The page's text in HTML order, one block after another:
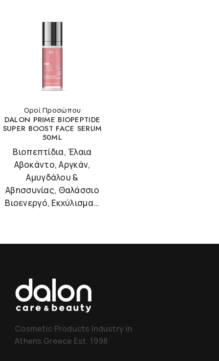
Οροί Προσώπου
DALON PRIME BIOPEPTIDE
SUPER BOOST FACE SERUM
50ML
Βιοπεπτίδια, Έλαια
Αβοκάντο, Αργκάν,
Αμυγδάλου &
Αβησσυνίας, Θαλάσσιο
Βιοενεργό, Εκχύλισμα...
Cosmetic Products Industry in
Athens Greece Est. 1998